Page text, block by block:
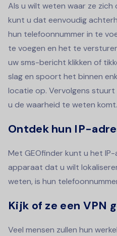
Als u wilt weten waar ze
kunt u dat eenvoudig
hun telefoonnummer in te
te voegen en het te
uw sms-bericht klikken of
slag en spoort het binnen
locatie op. Vervolgens
u de waarheid te weten komt.
Ontdek hun IP-
Met GEOfinder kunt u het
apparaat dat u wilt
weten, is hun
Kijk of ze een VPN
Veel mensen zullen hun